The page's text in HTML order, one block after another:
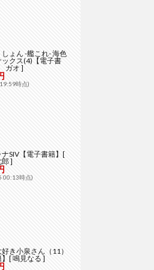
ょん -艦これ- 海色
クス(4)【電子書
ガオ ]
時点)
SIV【電子書籍】[
]
00:13時点)
き小泉さん（11）
】[ 鳴見なる ]